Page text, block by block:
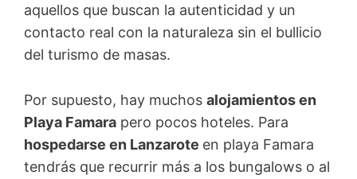
aquellos que buscan la autenticidad y un
contacto real con la naturaleza sin el bullicio
del turismo de masas.
Por supuesto, hay muchos alojamientos en
Playa Famara pero pocos hoteles. Para
hospedarse en Lanzarote en playa Famara
tendrás que recurrir más a los bungalows o al